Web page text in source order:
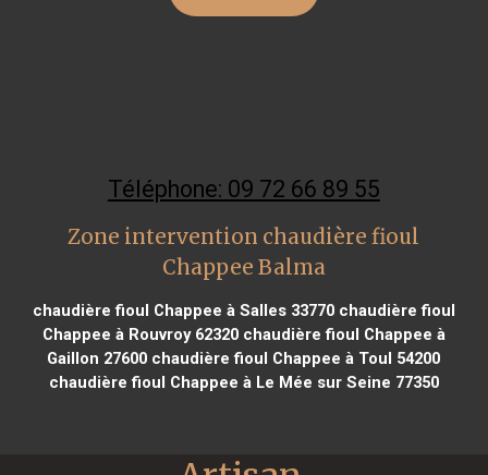
Téléphone: 09 72 66 89 55
Zone intervention chaudière fioul
Chappee Balma
chaudière fioul Chappee à Salles 33770chaudière fioul
Chappee à Rouvroy 62320chaudière fioul Chappee à
Gaillon 27600 chaudière fioul Chappee à Toul 54200
chaudière fioul Chappee à Le Mée sur Seine 77350